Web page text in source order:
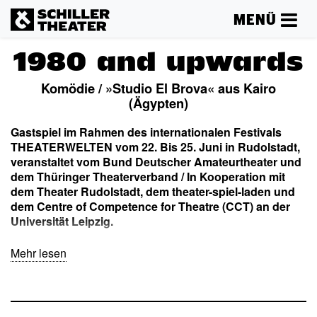
MENÜ
1980 and upwards
Komödie / »Studio El Brova« aus Kairo
(Ägypten)
Gastspiel im Rahmen des internationalen Festivals
THEATERWELTEN vom 22. Bis 25. Juni in Rudolstadt,
veranstaltet vom Bund Deutscher Amateurtheater und
dem Thüringer Theaterverband / In Kooperation mit
dem Theater Rudolstadt, dem theater-spiel-laden und
demCentre of Competence for Theatre (CCT)an der
Universität Leipzig.
Mehr lesen